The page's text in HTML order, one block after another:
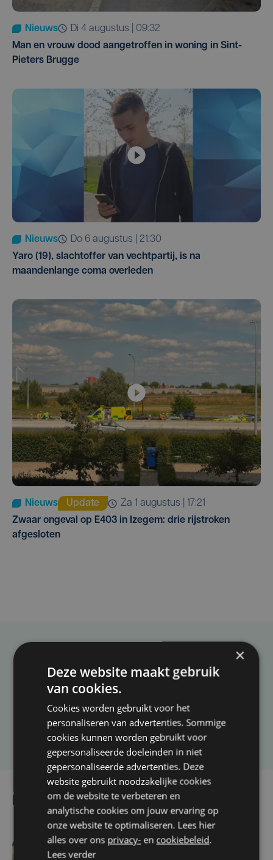
Nieuws
di 4 augustus | 09:32
Man en vrouw dood aangetroffen in woning in Sint-
Pieters Brugge
Nieuws
do 6 augustus | 21:30
Yaro (19), slachtoffer van vechtpartij, is na
maandenlange coma overleden
Nieuws Update
za 1 augustus | 17:21
Zwaar ongeval op E403 in Izegem: drie rijstroken
afgesloten
Heb je een taal- of schrijffout opgemerkt in dit
artikel?
Laat het ons weten
Lees ook
×
Deze website maakt gebruik
van cookies.
Cookies worden gebruikt voor het
personaliseren van advertenties. Sommige
cookies kunnen worden gebruikt voor
gepersonaliseerde doeleinden in niet
gepersonaliseerde advertenties. Deze
website gebruikt noodzakelijke cookies
om de website te verbeteren en
analytische cookies om jouw ervaring op
onze website te optimaliseren. Lees hier
alles over ons privacy- en cookiebeleid.
Lees verder